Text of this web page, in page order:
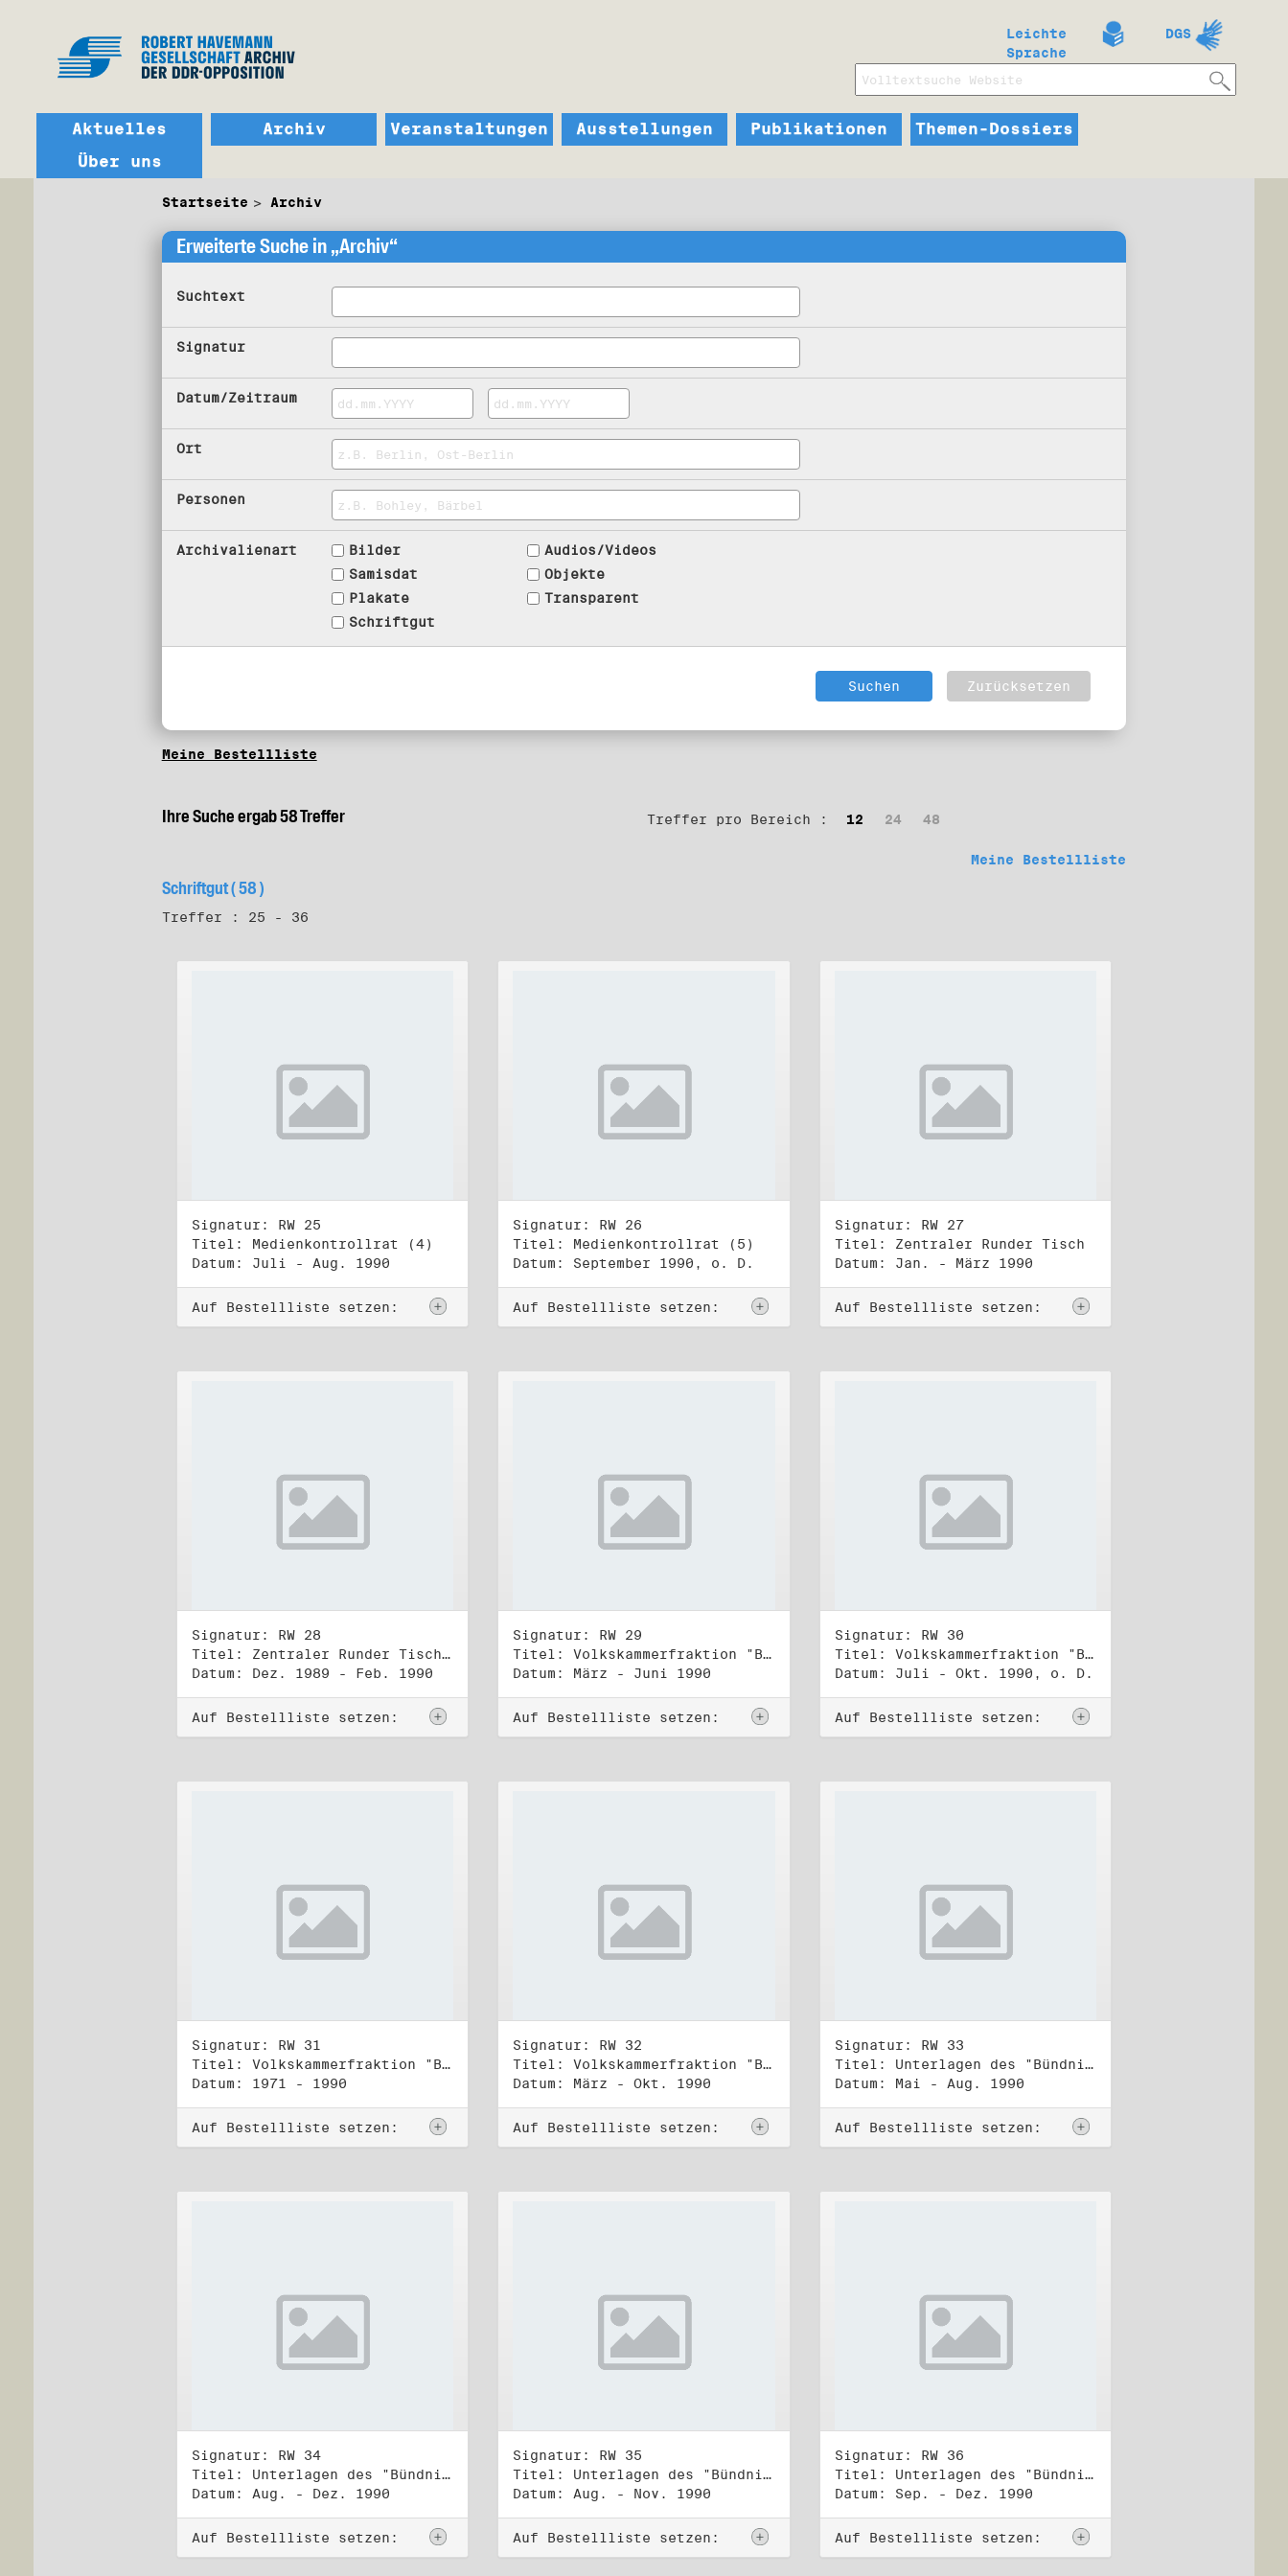
Leichte
Sprache
DGS
Aktuelles Archiv Veranstaltungen Ausstellungen Publikationen
Themen-Dossiers
Über uns
Startseite Archiv
Erweiterte Suche in „Archiv“
Suchtext
Signatur
Datum/Zeitraum
Ort
Personen
Archivalienart
Bilder
Samisdat
Plakate
Schriftgut
Audios/Videos
Objekte
Transparent
Meine Bestellliste
Ihre Suche ergab 58 Treffer Treffer pro Bereich : 12 24 48
Meine Bestellliste
Schriftgut ( 58 )
Treffer : 25 - 36
Signatur: RW 25
Titel: Medienkontrollrat (4)
Datum: Juli - Aug. 1990
Auf Bestellliste setzen:
Signatur: RW 26
Titel: Medienkontrollrat (5)
Datum: September 1990, o. D.
Auf Bestellliste setzen:
Signatur: RW 27
Titel: Zentraler Runder Tisch
Datum: Jan. - März 1990
Auf Bestellliste setzen:
Signatur: RW 28
Titel: Zentraler Runder Tisch, AG Parteien- und Vereinigungsgesetz
Datum: Dez. 1989 - Feb. 1990
Auf Bestellliste setzen:
Signatur: RW 29
Titel: Volkskammerfraktion "Bündnis 90/Grüne" (1)
Datum: März - Juni 1990
Auf Bestellliste setzen:
Signatur: RW 30
Titel: Volkskammerfraktion "Bündnis 90/Grüne" (2)
Datum: Juli - Okt. 1990, o. D.
Auf Bestellliste setzen:
Signatur: RW 31
Titel: Volkskammerfraktion "Bündnis 90/Grüne" (3)
Datum: 1971 - 1990
Auf Bestellliste setzen:
Signatur: RW 32
Titel: Volkskammerfraktion "Bündnis 90/Grüne" (4)
Datum: März - Okt. 1990
Auf Bestellliste setzen:
Signatur: RW 33
Titel: Unterlagen des "Bündnis 90/Die Grünen - BürgerInnenbewegung", Wahlbündnis zur Bundestagswahl am 2.12.1990 (1)
Datum: Mai - Aug. 1990
Auf Bestellliste setzen:
Signatur: RW 34
Titel: Unterlagen des "Bündnis 90/Die Grünen - BürgerInnenbewegung", Wahlbündnis zur Bundestagswahl am 2.12.1990 (2)
Datum: Aug. - Dez. 1990
Auf Bestellliste setzen:
Signatur: RW 35
Titel: Unterlagen des "Bündnis 90/Die Grünen - BürgerInnenbewegung", Wahlbündnis zur Bundestagswahl am 2.12.1990 (3)
Datum: Aug. - Nov. 1990
Auf Bestellliste setzen:
Signatur: RW 36
Titel: Unterlagen des "Bündnis 90/Die Grünen - BürgerInnenbewegung", Wahlbündnis zur Bundestagswahl am 2.12.1990 (4)
Datum: Sep. - Dez. 1990
Auf Bestellliste setzen: